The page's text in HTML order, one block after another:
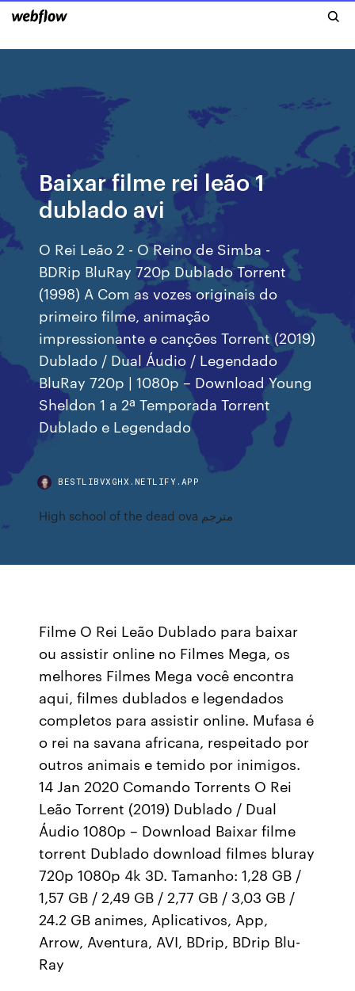
Baixar filme rei leão 1
dublado avi
O Rei Leão 2 - O Reino de Simba -
BDRip BluRay 720p Dublado Torrent
(1998) A Com as vozes originais do
primeiro filme, animação
impressionante e canções Torrent (2019)
Dublado / Dual Áudio / Legendado
BluRay 720p | 1080p – Download Young
Sheldon 1 a 2ª Temporada Torrent
Dublado e Legendado
BESTLIBVXGHX.NETLIFY.APP
High school of the dead ova مترجم
Filme O Rei Leão Dublado para baixar
ou assistir online no Filmes Mega, os
melhores Filmes Mega você encontra
aqui, filmes dublados e legendados
completos para assistir online. Mufasa é
o rei na savana africana, respeitado por
outros animais e temido por inimigos.
14 Jan 2020 Comando Torrents O Rei
Leão Torrent (2019) Dublado / Dual
Áudio 1080p – Download Baixar filme
torrent Dublado download filmes bluray
720p 1080p 4k 3D. Tamanho: 1,28 GB /
1,57 GB / 2,49 GB / 2,77 GB / 3,03 GB /
24.2 GB animes, Aplicativos, App,
Arrow, Aventura, AVI, BDrip, BDrip Blu-
Ray